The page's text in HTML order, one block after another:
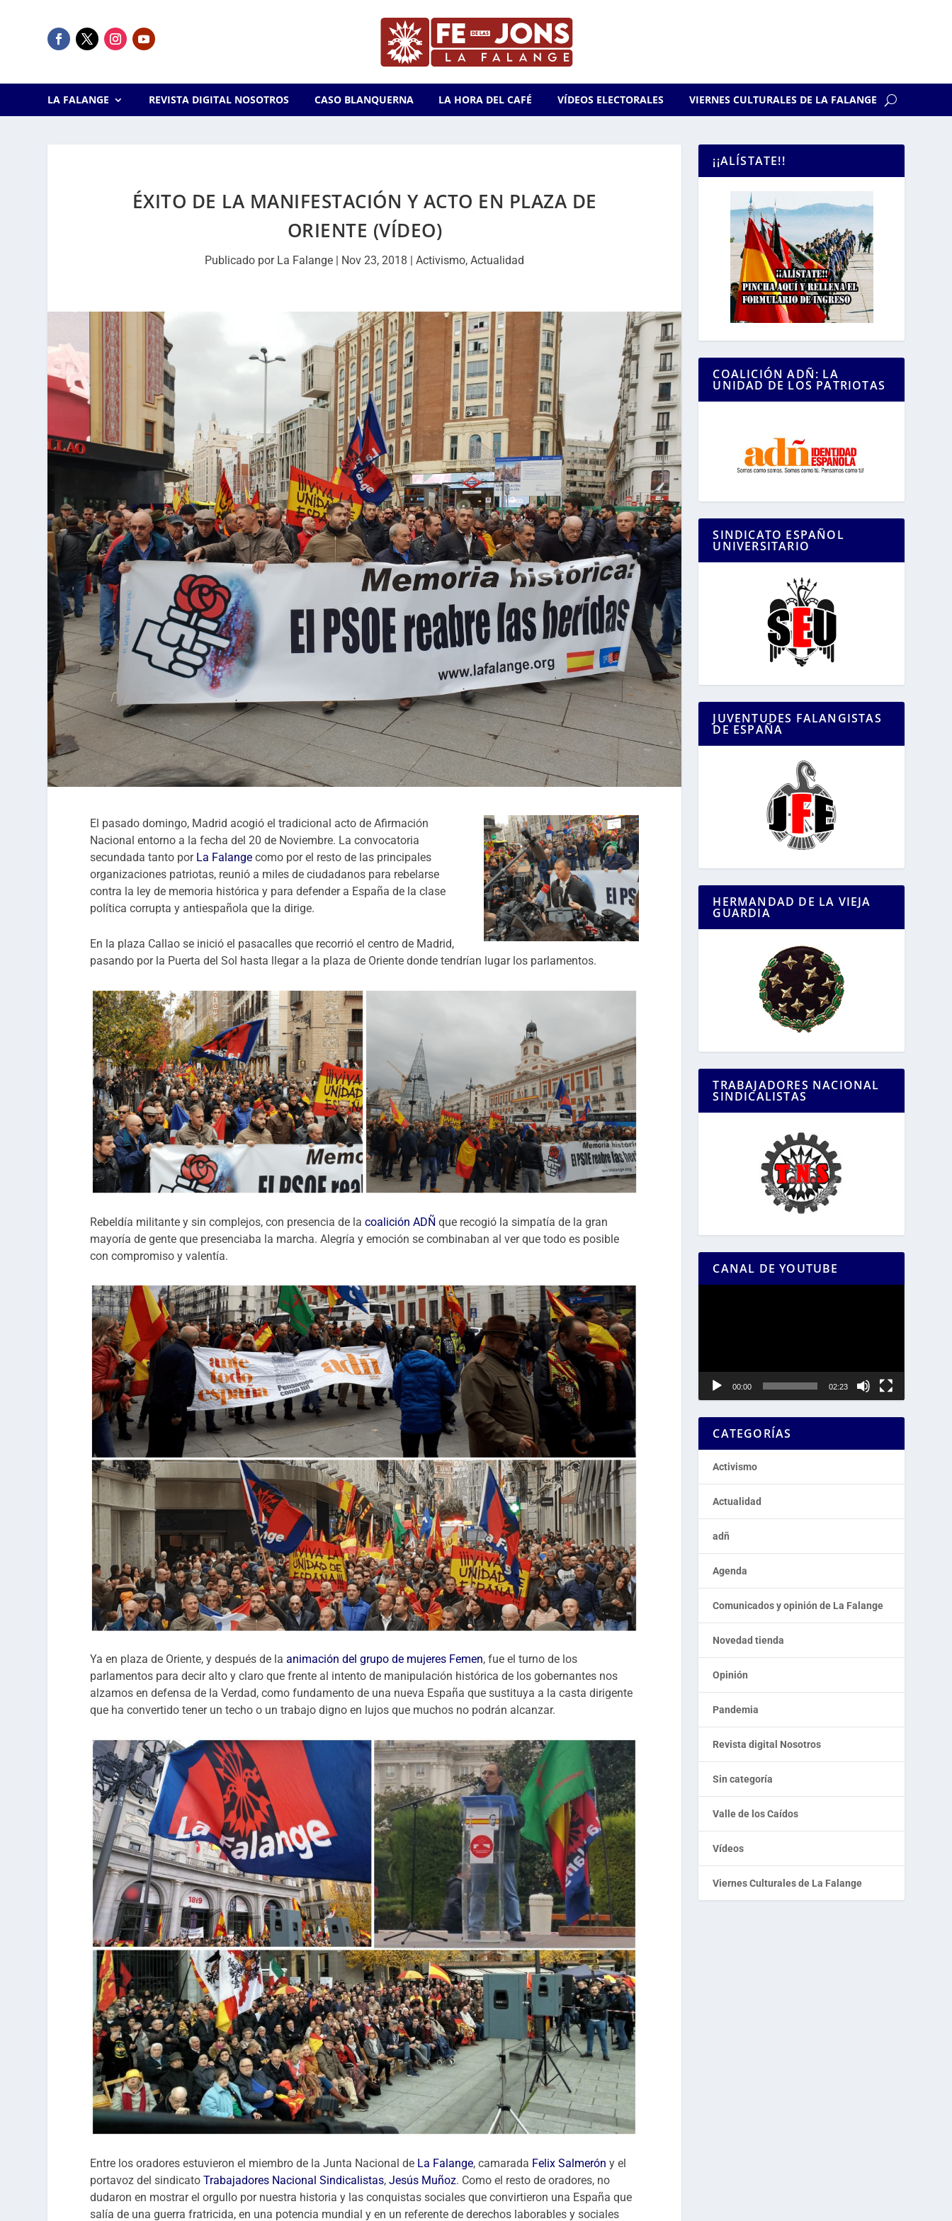
LA FALANGE REVISTA DIGITAL NOSOTROS CASO BLANQUERNA LA HORA DEL CAFÉ VÍDEOS ELECTORALES VIERNES CULTURALES DE LA FALANGE
ÉXITO DE LA MANIFESTACIÓN Y ACTO EN PLAZA DE
ORIENTE (VÍDEO)
Publicado por La Falange | Nov 23, 2018 |Activismo,Actualidad
El pasado domingo, Madrid acogió el tradicional acto de Afirmación
Nacional entorno a la fecha del 20 de Noviembre. La convocatoria
secundada tanto por La Falange como por el resto de las principales
organizaciones patriotas, reunió a miles de ciudadanos para rebelarse
contra la ley de memoria histórica y para defender a España de la clase
política corrupta y antiespañola que la dirige.
En la plaza Callao se inició el pasacalles que recorrió el centro de Madrid,
pasando por la Puerta del Sol hasta llegar a la plaza de Oriente donde tendrían lugar los parlamentos.
Rebeldía militante y sin complejos, con presencia de lacoalición ADÑ que recogió la simpatía de la gran
mayoría de gente que presenciaba la marcha. Alegría y emoción se combinaban al ver que todo es posible
con compromiso y valentía.
Ya en plaza de Oriente, y después de laanimación del grupo de mujeres Femen, fue el turno de los
parlamentos para decir alto y claro que frente al intento de manipulación histórica de los gobernantes nos
alzamos en defensa de la Verdad, como fundamento de una nueva España que sustituya a la casta dirigente
que ha convertido tener un techo o un trabajo digno en lujos que muchos no podrán alcanzar.
Entre los oradores estuvieron el miembro de la Junta Nacional de La Falange, camarada Felix Salmerón y el
portavoz del sindicatoTrabajadores Nacional Sindicalistas,Jesús Muñoz. Como el resto de oradores, no
dudaron en mostrar el orgullo por nuestra historia y las conquistas sociales que convirtieron una España que
salía de una guerra fratricida, en una potencia mundial y en un referente de derechos laborables y sociales
¡¡ALÍSTATE!!
COALICIÓN ADÑ: LA
UNIDAD DE LOS PATRIOTAS
SINDICATO ESPAÑOL
UNIVERSITARIO
JUVENTUDES FALANGISTAS
DE ESPAÑA
HERMANDAD DE LA VIEJA
GUARDIA
TRABAJADORES NACIONAL
SINDICALISTAS
CANAL DE YOUTUBE
00:00 02:23
CATEGORÍAS
Activismo
Actualidad
adñ
Agenda
Comunicados y opinión de La Falange
Novedad tienda
Opinión
Pandemia
Revista digital Nosotros
Sin categoría
Valle de los Caídos
Vídeos
Viernes Culturales de La Falange